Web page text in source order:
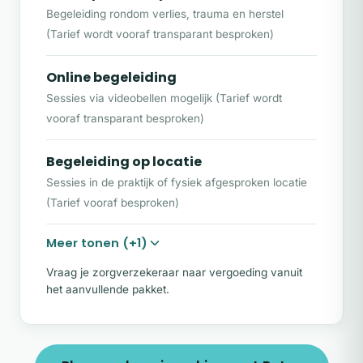
balans en veerkracht. Veel cliënten ervaren
al na enkele sessies meer rust en
helderheid.
Wat kun je verwachten?
Een veilige en warme omgeving
Persoonlijke aandacht zonder oordeel
Rust en overzicht in gedachten en
gevoelens
Praktische inzichten én emotionele
Begeleiding in jouw eigen tempo
Na aanmelding neem ik persoonlijk contact
op voor een kennismaking. Samen
Begeleiding rondom verlies, trauma en herstel
(Tarief wordt vooraf transparant besproken)
Online begeleiding
Sessies via videobellen mogelijk (Tarief wordt
vooraf transparant besproken)
Begeleiding op locatie
Sessies in de praktijk of fysiek afgesproken locatie
(Tarief vooraf besproken)
Meer tonen (+1)
Vraag je zorgverzekeraar naar vergoeding vanuit
het aanvullende pakket.